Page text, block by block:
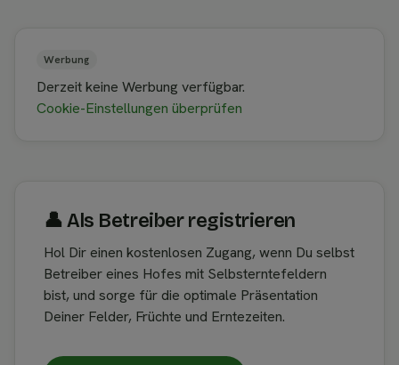
Werbung
Derzeit keine Werbung verfügbar.
Cookie-Einstellungen überprüfen
👤︎ Als Betreiber registrieren
Hol Dir einen kostenlosen Zugang, wenn Du selbst
Betreiber eines Hofes mit Selbsterntefeldern
bist, und sorge für die optimale Präsentation
Deiner Felder, Früchte und Erntezeiten.